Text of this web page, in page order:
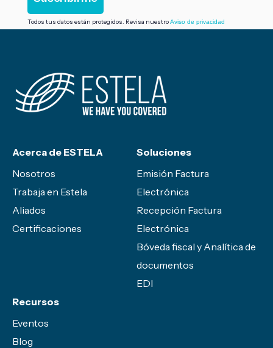
Todos tus datos están protegidos. Revisa nuestroAviso de privacidad
Acerca de ESTELA
Nosotros
Trabaja en Estela
Aliados
Certificaciones
Soluciones
Emisión Factura
Electrónica
Recepción Factura
Electrónica
Bóveda fiscal y Analítica de
documentos
EDI
Recursos
Eventos
Blog